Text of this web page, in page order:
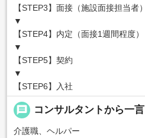
【STEP3】面接（施設面接担当者）
▼
【STEP4】内定（面接1週間程度）
▼
【STEP5】契約
▼
【STEP6】入社
message コンサルタントから一言
介護職、ヘルパー